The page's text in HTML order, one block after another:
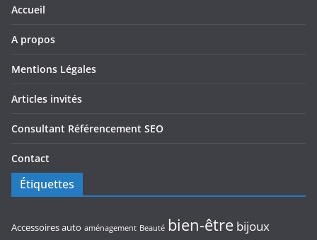
Accueil
A propos
Mentions Légales
Articles invités
Consultant Référencement SEO
Contact
Étiquettes
Accessoires auto aménagement Beauté bien-être bijoux